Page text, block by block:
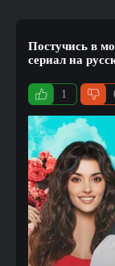
Постучись в
сериал на
1